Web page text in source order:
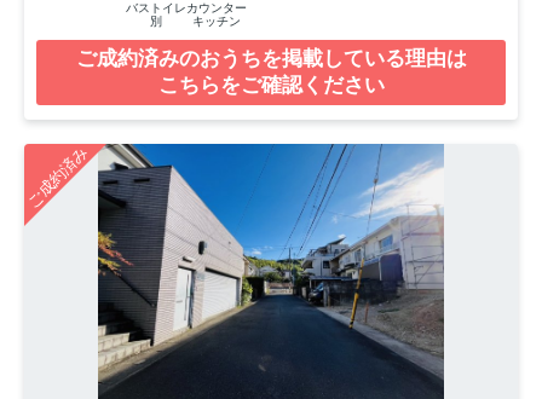
バストイレ
別
カウンター
キッチン
ご成約済みのおうちを掲載している理由は
こちらをご確認ください
ご成約済み